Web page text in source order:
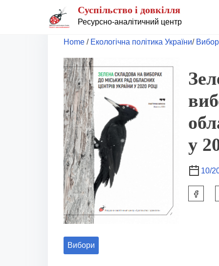
Суспільство і довкілля
Ресурсно-аналітичний центр
Home / Екологічна політика України/
у
10/
Вибори